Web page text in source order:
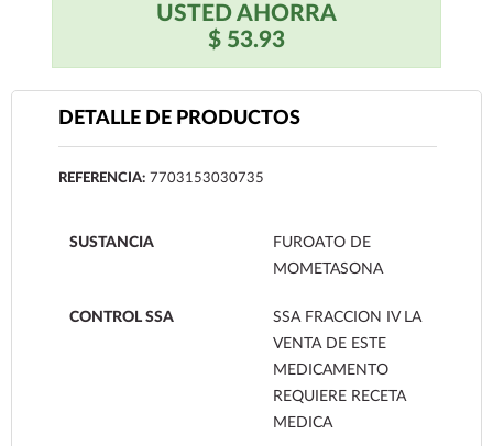
USTED AHORRA
$ 53.93
DETALLE DE PRODUCTOS
REFERENCIA: 7703153030735
SUSTANCIA
FUROATO DE
MOMETASONA
CONTROL SSA
SSA FRACCION IV LA
VENTA DE ESTE
MEDICAMENTO
REQUIERE RECETA
MEDICA